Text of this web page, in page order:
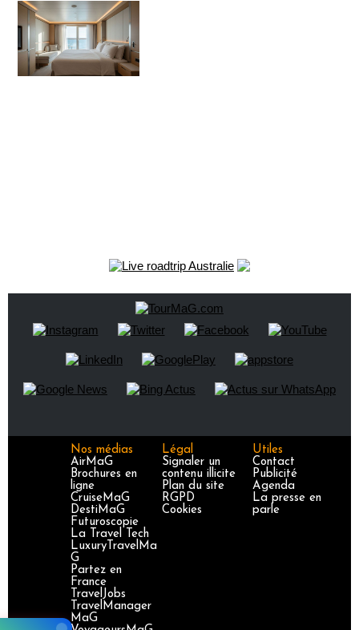
Nos médias
AirMaG
Brochures en
ligne
CruiseMaG
DestiMaG
Futuroscopie
La Travel Tech
LuxuryTravelMa
G
Partez en
France
TravelJobs
TravelManager
MaG
Légal
Signaler un
contenu illicite
Plan du site
RGPD
Cookies
Utiles
Contact
Publicité
Agenda
La presse en
parle